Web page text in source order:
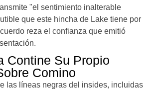
"el sentimiento inalterable
que este hincha de Lake tiene por
reza el confianza que emitió
Contine Su Propio
Comino
las líneas negras del insides, incluidas